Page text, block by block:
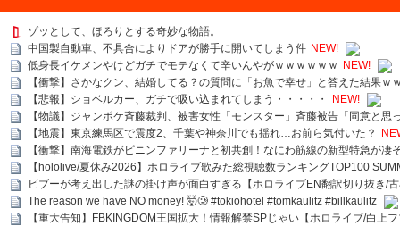
ゾッとして、ほろりとする奇妙な物語。
中国製自動車、不具合によりドアが勝手に開いてしまう件 NEW!
低身長イケメンやけどガチでモテなくて辛いんやがｗｗｗｗｗｗ
NEW!
【衝撃】さかなクン、結婚してる？の質問に「お魚で幸せ」と答えた結果ｗ
【悲報】ショベルカー、ガチで吸い込まれてしまう・・・・・
NEW!
【物議】ジャンポケ斉藤裁判、被害女性「モンスター」斉藤被告「同意と
【地震】東京練馬区で震度2、千葉や神奈川でも揺れ…お前ら気付いた？
【衝撃】南海電鉄がピニンファリーナと初共創！なにわ筋線の新型特急が凄
【hololive/夏休み2026】ホロライブ歌みた総視聴数ランキングTOP100
ビブーが考え出した謎の掛け声が面白すぎる【ホロライブEN翻訳切り抜き/
The reason we have NO money! 🤯🥲 #tokiohotel #tomkaulitz #billkaulitz
【重大告知】FBKINGDOM王国拡大！情報解禁SPじゃい【ホロライブ/白上